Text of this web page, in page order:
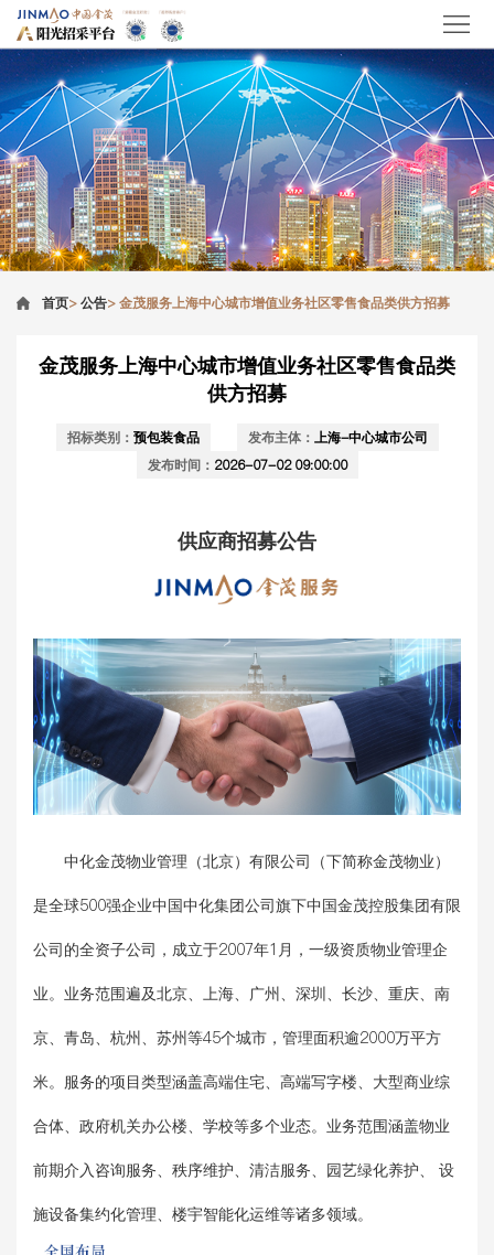
首页>公告>金茂服务上海中心城市增值业务社区零售食品类供方招募
金茂服务上海中心城市增值业务社区零售食品类
供方招募
招标类别： 预包装食品 发布主体： 上海-中心城市公司
发布时间： 2026-07-02 09:00:00
供应商招募公告
中化金茂物业管理（北京）有限公司（下简称金茂物业）
是全球500强企业中国中化集团公司旗下中国金茂控股集团有限
公司的全资子公司，成立于2007年1月，一级资质物业管理企
业。业务范围遍及北京、上海、广州、深圳、长沙、重庆、南
京、青岛、杭州、苏州等45个城市，管理面积逾2000万平方
米。服务的项目类型涵盖高端住宅、高端写字楼、大型商业综
合体、政府机关办公楼、学校等多个业态。业务范围涵盖物业
前期介入咨询服务、秩序维护、清洁服务、园艺绿化养护、 设
施设备集约化管理、楼宇智能化运维等诸多领域。